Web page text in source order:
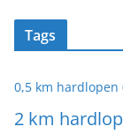
Tags
0,5 km hardlopen
2 km